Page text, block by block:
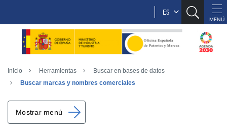
ES
Inicio Herramientas
Buscar en bases de datos
Buscar marcas y nombres comerciales
Mostrar menú